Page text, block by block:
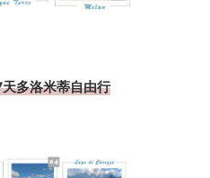
多洛米蒂自由行